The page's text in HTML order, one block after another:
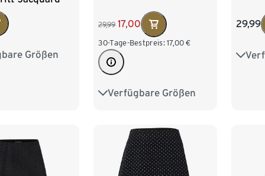
Größen
M 40/42
29,99 17,00
30-Tage-Bestpreis: 17,00 €
Verfügbare Größen
36 38 40 42
29,99
S 36/